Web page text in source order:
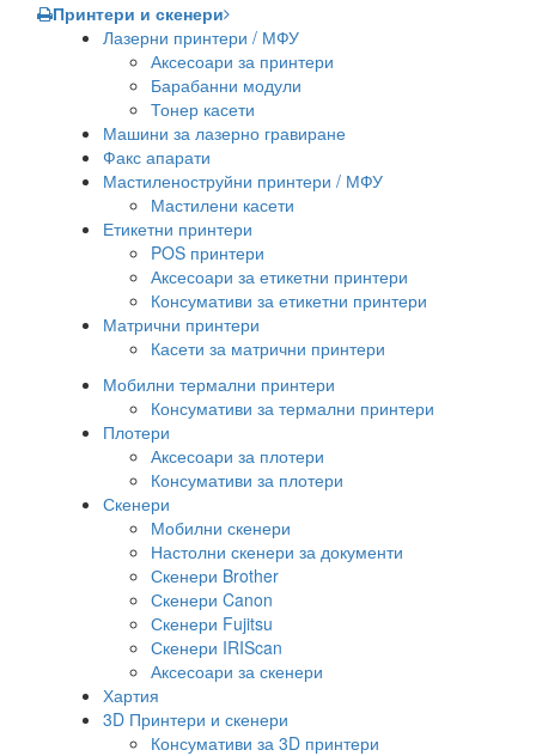
Принтери и скенери
Лазерни принтери / МФУ
Аксесоари за принтери
Барабанни модули
Тонер касети
Машини за лазерно гравиране
Факс апарати
Мастиленоструйни принтери / МФУ
Мастилени касети
Етикетни принтери
POS принтери
Аксесоари за етикетни принтери
Консумативи за етикетни принтери
Матрични принтери
Касети за матрични принтери
Мобилни термални принтери
Консумативи за термални принтери
Плотери
Аксесоари за плотери
Консумативи за плотери
Скенери
Мобилни скенери
Настолни скенери за документи
Скенери Brother
Скенери Canon
Скенери Fujitsu
Скенери IRIScan
Аксесоари за скенери
Хартия
3D Принтери и скенери
Консумативи за 3D принтери